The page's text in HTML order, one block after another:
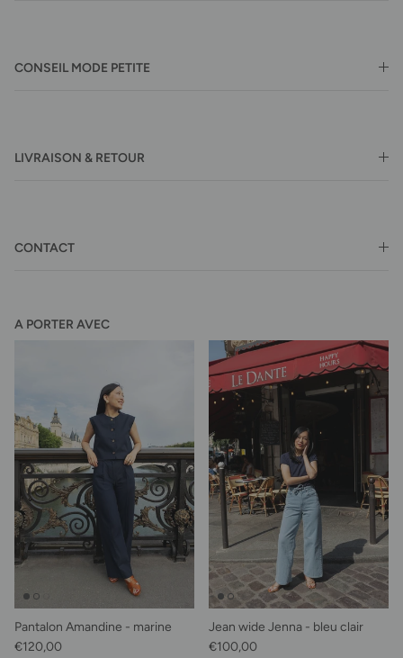
CONSEIL MODE PETITE
LIVRAISON & RETOUR
CONTACT
A PORTER AVEC
Pantalon Amandine - marine
Prix habituel
€120,00
Jean wide Jenna - bleu clair
Prix habituel
€100,00